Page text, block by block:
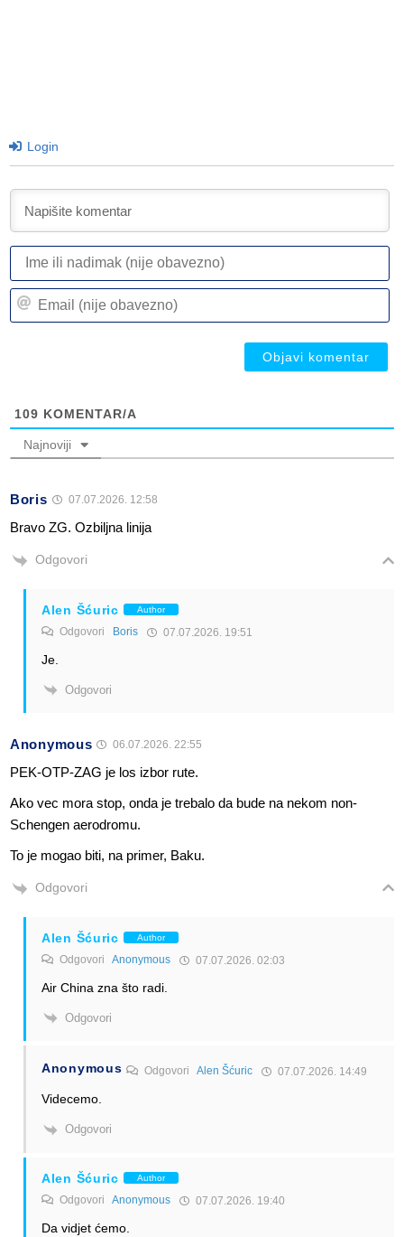
Login
109 KOMENTAR/A
Najnoviji
Boris 07.07.2026. 12:58
Bravo ZG. Ozbiljna linija
Odgovori
Alen Šćuric Author
Odgovori Boris 07.07.2026. 19:51
Je.
Odgovori
Anonymous 06.07.2026. 22:55
PEK-OTP-ZAG je los izbor rute.
Ako vec mora stop, onda je trebalo da bude na nekom non-
Schengen aerodromu.
To je mogao biti, na primer, Baku.
Odgovori
Alen Šćuric Author
Odgovori Anonymous 07.07.2026. 02:03
Air China zna što radi.
Odgovori
Anonymous OdgovoriAlen Šćuric 07.07.2026. 14:49
Videcemo.
Odgovori
Alen Šćuric Author
Odgovori Anonymous 07.07.2026. 19:40
Da vidjet ćemo.